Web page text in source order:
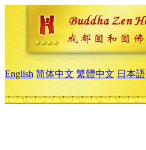
English 简体中文 繁體中文 日本語